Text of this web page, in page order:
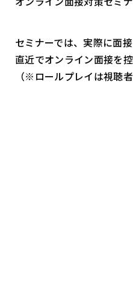
セミナーでは、実際に面
直近でオンライン面接を
（※ロールプレイは視聴